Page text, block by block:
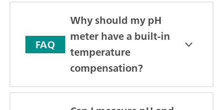
FAQ
Why should my pH
meter have a built-in
temperature
compensation?